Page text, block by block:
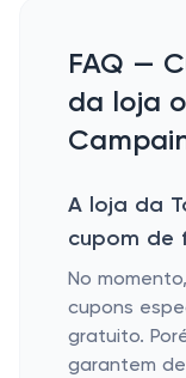
FAQ —
da loja
A loja da
cupom de
No
cupons
gratuito.
garantem